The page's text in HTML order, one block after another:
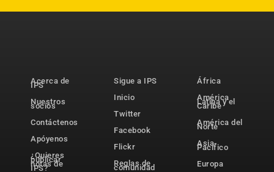
Acerca de
IPS
Nuestros
socios
Contáctenos
Apóyenos
¿Quieres
publicar
notas de
IPS?
Sigue a IPS
Inicio
Twitter
Facebook
Flickr
Reglas de
comunidad
África
América
Latina y el
Caribe
América del
Norte
Asia-
Pacífico
Europa